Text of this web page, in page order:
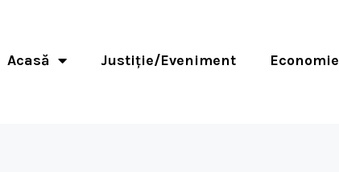
Acasă Justiție/Eveniment Economie